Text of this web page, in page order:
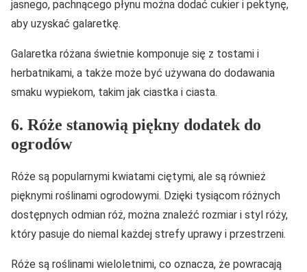
jasnego, pachnącego płynu można dodać cukier i pektynę,
aby uzyskać galaretkę.
Galaretka różana świetnie komponuje się z tostami i
herbatnikami, a także może być używana do dodawania
smaku wypiekom, takim jak ciastka i ciasta.
6. Róże stanowią piękny dodatek do
ogrodów
Róże są popularnymi kwiatami ciętymi, ale są również
pięknymi roślinami ogrodowymi. Dzięki tysiącom różnych
dostępnych odmian róż, można znaleźć rozmiar i styl róży,
który pasuje do niemal każdej strefy uprawy i przestrzeni.
Róże są roślinami wieloletnimi, co oznacza, że powracają